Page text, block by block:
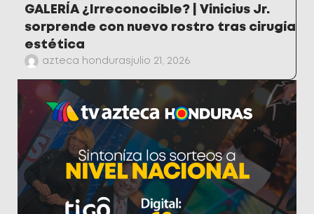
GALERÍA ¿Irreconocible? | Vinicius Jr.
sorprende con nuevo rostro tras cirugía
estética
azteca hondurasjulio 21, 2026